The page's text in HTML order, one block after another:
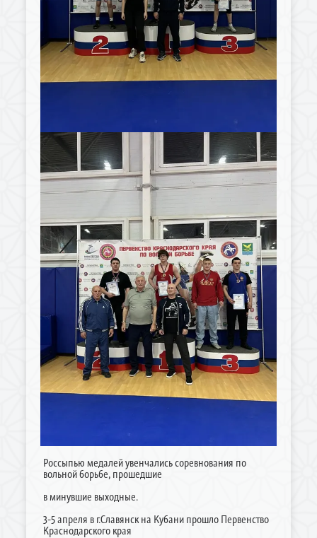
Россыпью медалей увенчались соревнования по
вольной борьбе, прошедшие
в минувшие выходные.
3-5 апреля в г.Славянск на Кубани прошло Первенство
Краснодарского края